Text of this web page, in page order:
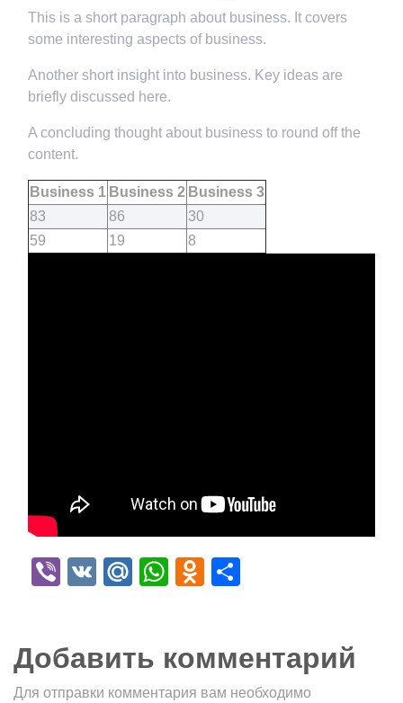
This is a short paragraph about business. It covers
some interesting aspects of business.
Another short insight into business. Key ideas are
briefly discussed here.
A concluding thought about business to round off the
content.
Business 1 Business 2 Business 3
83
86
30
59
19 8
Viber
VK Mail.Ru
WhatsApp
Odnoklassniki
Добавить комментарий
Для отправки комментария вам необходимо